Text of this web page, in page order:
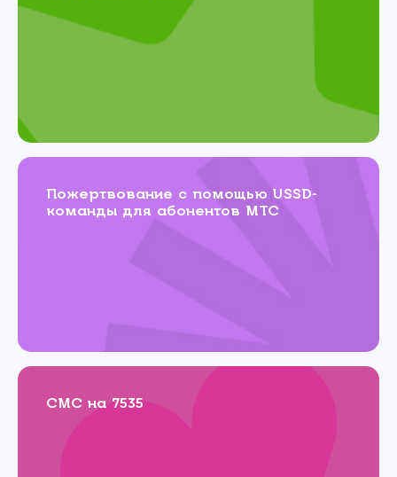
Пожертвование с помощью USSD-
команды для абонентов МТС
СМС на 7535